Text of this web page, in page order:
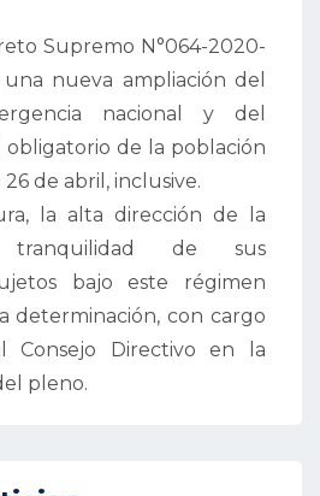
Supremo N°064-2020-
nueva ampliación del
nacional y del
obligatorio de la población
de abril, inclusive.
la alta dirección de la
tranquilidad de sus
bajo este régimen
determinación, con cargo
Directivo en la
pleno.